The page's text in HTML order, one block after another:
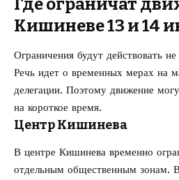
Кишиневе 13 и 14
Ограничения будут действовать
Речь идет о временных мерах на
делегации. Поэтому движение
на короткое время.
Центр Кишинева
В центре Кишинева временно
отдельным общественным зонам.